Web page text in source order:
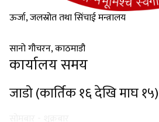
ऊर्जा, जलस्रोत तथा सिंचाई मन्त्रालय
सानो गौचरन, काठमाडौ
कार्यालय समय
जाडो (कार्तिक १६ देखि माघ १५)